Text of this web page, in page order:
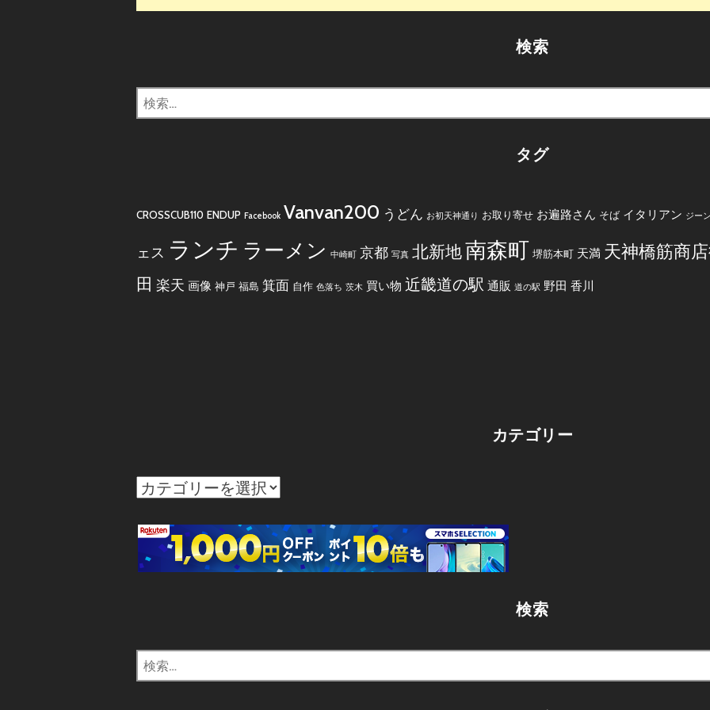
検索
検
索:
タグ
CROSSCUB110 ENDUP Facebook Vanvan200 うどん お初天神通り お取り寄せ お遍路さん そば イタリアン ジー
ェス ランチ ラーメン 中崎町 京都 写真 北新地南森町 堺筋本町 天満 天神橋筋商
田 楽天 画像 神戸 福島 箕面 自作 色落ち 茨木 買い物 近畿道の駅 通販 道の駅 野田 香川
カテゴリー
カ
ゴ
リ
ー
検索
検
索: